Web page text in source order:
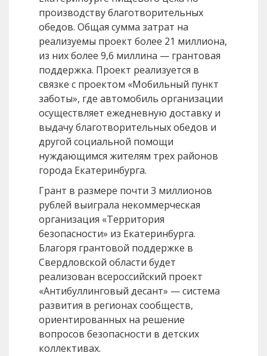
производству благотворительных
обедов. Общая сумма затрат на
реализуемы проект более 21 миллиона,
из них более 9,6 миллина — грантовая
поддержка. Проект реализуется в
связке с проектом «Мобильный пункт
заботы», где автомобиль организации
осуществляет ежедневную доставку и
выдачу благотворительных обедов и
другой социальной помощи
нуждающимся жителям трех районов
города Екатеринбурга.
Грант в размере почти 3 миллионов
рублей выиграла некоммерческая
организация «Территория
безопасности» из Екатеринбурга.
Благоря грантовой поддержке в
Свердловской области будет
реализован всероссийский проект
«Антибуллинговый десант» — система
развития в регионах сообществ,
ориентированных на решение
вопросов безопасности в детских
коллективах.